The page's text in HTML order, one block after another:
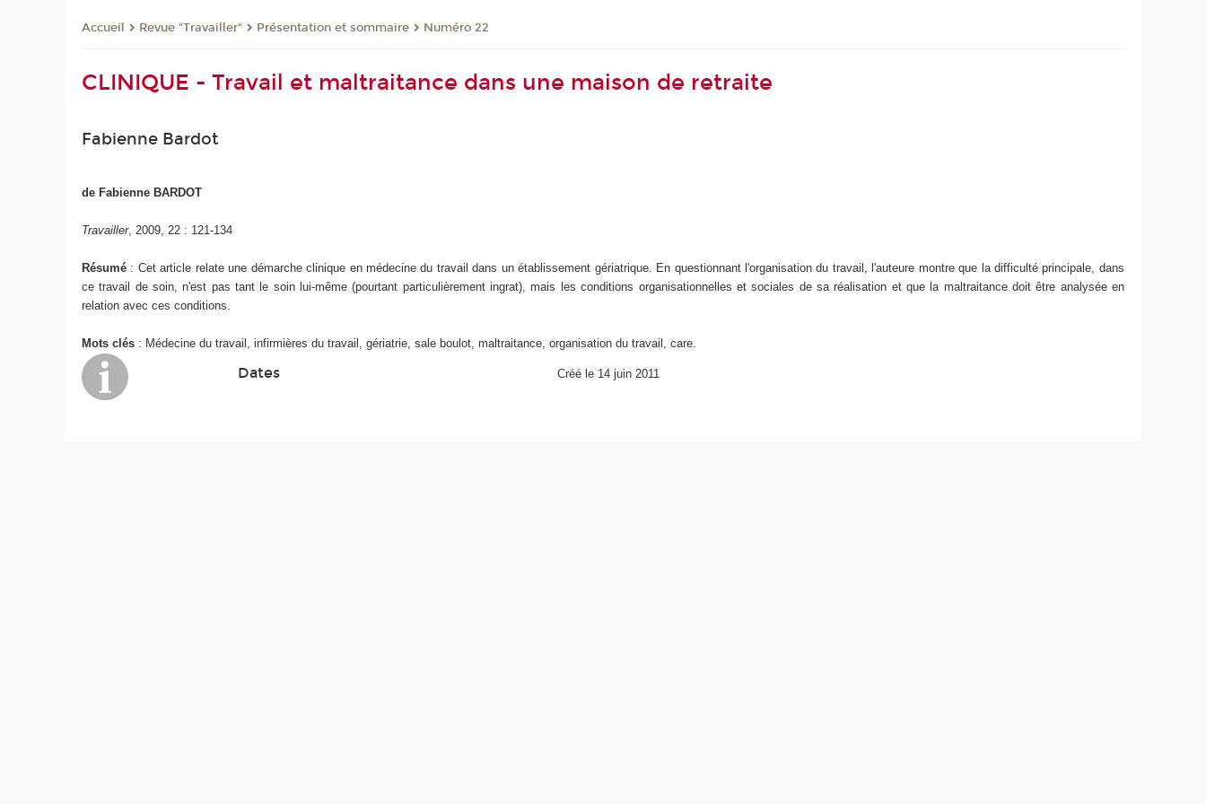
Accueil Revue "Travailler" Présentation et sommaire Numéro 22
CLINIQUE - Travail et maltraitance dans une maison de retraite
Fabienne Bardot
de Fabienne BARDOT
Travailler, 2009, 22 : 121-134
Résumé : Cet article relate une démarche clinique en médecine du travail dans un établissement gériatrique. En questionnant l'organisation du travail, l'auteure montre que la difficulté principale, dans
ce travail de soin, n'est pas tant le soin lui-même (pourtant particulièrement ingrat), mais les conditions organisationnelles et sociales de sa réalisation et que la maltraitance doit être analysée en
relation avec ces conditions.
Mots clés : Médecine du travail, infirmières du travail, gériatrie, sale boulot, maltraitance, organisation du travail, care.
Dates Créé le 14 juin 2011